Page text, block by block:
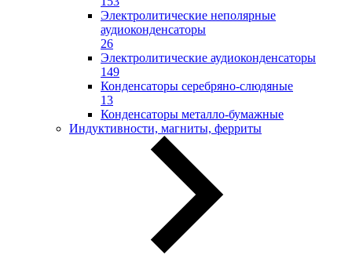
Электролитические неполярные
аудиоконденсаторы
26
Электролитические аудиоконденсаторы
149
Конденсаторы серебряно-слюдяные
13
Конденсаторы металло-бумажные
Индуктивности, магниты, ферриты